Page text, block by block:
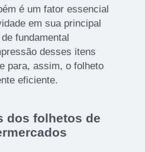
é um fator essencial
em sua principal
fundamental
desses itens
para, assim, o folheto
eficiente.
dos folhetos de